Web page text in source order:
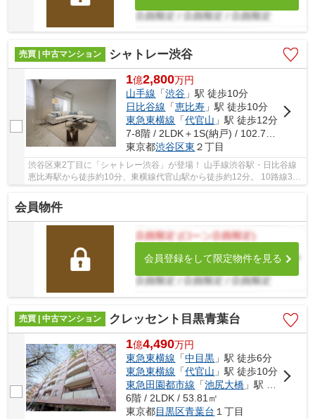
売買 | 中古マンション シャトレー渋谷
1億2,800万円
山手線 「渋谷 」駅 徒歩10分
日比谷線 「恵比寿 」駅 徒歩10分
東急東横線 「代官山 」駅 徒歩12分
東京都渋谷区東 ２丁目
渋谷区東2丁目に「シャトレー渋谷」が登場！ 山手線渋谷駅・日比谷線
恵比寿駅から徒歩約10分、東横線代官山駅から徒歩約12分。 10路線3駅
利用可能な大変便利な立地に位置した物件です...
会員物件
会員登録をして限定物件を見る
売買 | 中古マンション クレッセント目黒青葉台
1億4,490万円
東急東横線 「中目黒 」駅 徒歩6分
東急東横線 「代官山 」駅 徒歩10分
東急田園都市線 「池尻大橋 」駅 徒歩15分
6階 / 2LDK / 53.81㎡
東京都目黒区青葉台 １丁目